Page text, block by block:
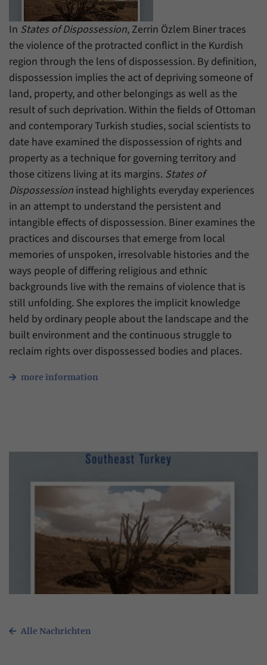
In States of Dispossession, Zerrin Özlem Biner traces
the violence of the protracted conflict in the Kurdish
region through the lens of dispossession. By definition,
dispossession implies the act of depriving someone of
land, property, and other belongings as well as the
result of such deprivation. Within the fields of Ottoman
and contemporary Turkish studies, social scientists to
date have examined the dispossession of rights and
property as a technique for governing territory and
those citizens living at its margins. States of
Dispossession instead highlights everyday experiences
in an attempt to understand the persistent and
intangible effects of dispossession. Biner examines the
practices and discourses that emerge from local
memories of unspoken, irresolvable histories and the
ways people of differing religious and ethnic
backgrounds live with the remains of violence that is
still unfolding. She explores the implicit knowledge
held by ordinary people about the landscape and the
built environment and the continuous struggle to
reclaim rights over dispossessed bodies and places.
more information
Alle Nachrichten
Name SgCookieOptin.lastPreferences
Anbieter Forum Transregionale Studien e.V.
Laufzeit 1 Jahr
Zweck
Dieser Wert speichert Ihre Consent-
Einstellungen. Unter anderem eine zufällig
generierte ID, für die historische Speicherung
Ihrer vorgenommen Einstellungen, falls der
Webseiten-Betreiber dies eingestellt hat.
Name _pk_id
Anbieter Matomo
Laufzeit 13 Monate
Zweck
Mit diesem Cookie können wir Informationen
über Benutzer unserer Internetseite
speichern, zum Beispiel die Besucher-ID.
Name _pk_ref
Anbieter Matomo
Laufzeit 6 Monate
Zweck
Mit diesem Cookie können wir speichern, von
welcher Internetseite oder Suchmaschine
Besucher durch eine Verlinkung auf unsere
Internetseite weitergeleitet wurden.
Name _pk_ses
Anbieter Matomo
Laufzeit 30 Minuten
Cookie-Informationen anzeigen